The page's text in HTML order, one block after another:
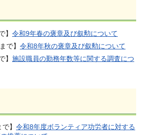
】 令和9年春の褒章及び叙勲について
で】 令和8年秋の褒章及び叙勲について
】 施設職員の勤務年数等に関する調査につ
】 令和8年度ボランティア功労者に対する